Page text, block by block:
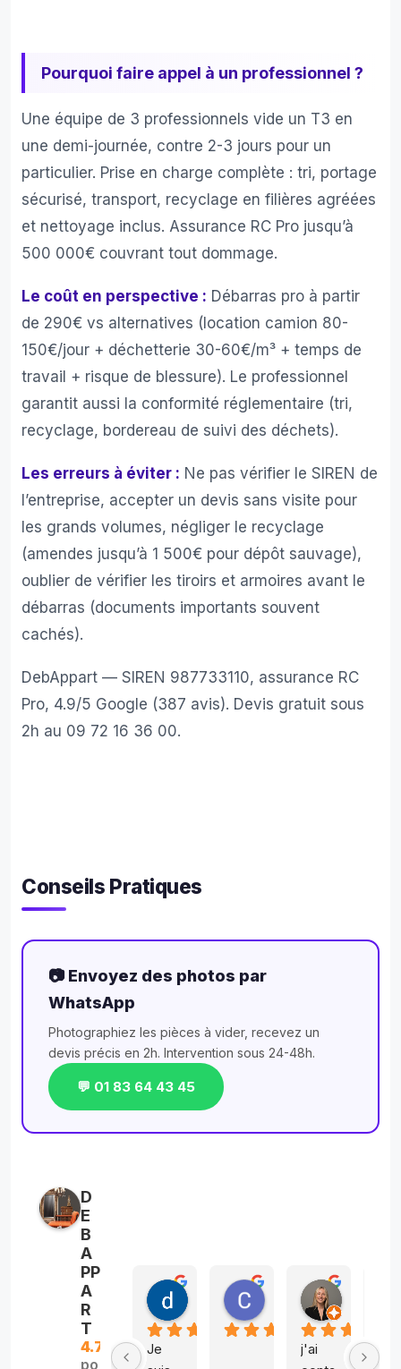
Pourquoi faire appel à un professionnel ?
Une équipe de 3 professionnels vide un T3 en
une demi-journée, contre 2-3 jours pour un
particulier. Prise en charge complète : tri, portage
sécurisé, transport, recyclage en filières agréées
et nettoyage inclus. Assurance RC Pro jusqu’à
500 000€ couvrant tout dommage.
Le coût en perspective : Débarras pro à partir
de 290€ vs alternatives (location camion 80-
150€/jour + déchetterie 30-60€/m³ + temps de
travail + risque de blessure). Le professionnel
garantit aussi la conformité réglementaire (tri,
recyclage, bordereau de suivi des déchets).
Les erreurs à éviter : Ne pas vérifier le SIREN de
l’entreprise, accepter un devis sans visite pour
les grands volumes, négliger le recyclage
(amendes jusqu’à 1 500€ pour dépôt sauvage),
oublier de vérifier les tiroirs et armoires avant le
débarras (documents importants souvent
cachés).
DebAppart — SIREN 987733110, assurance RC
Pro, 4.9/5 Google (387 avis). Devis gratuit sous
2h au 09 72 16 36 00.
Conseils Pratiques
📷 Envoyez des photos par
WhatsApp
Photographiez les pièces à vider, recevez un
devis précis en 2h. Intervention sous 24-48h.
💬 01 83 64 43 45
D
E
B
A
PP
A
R
T
4.7
po
danielle chojnacki
il y a 7 ans
Je
Catherine FOSSE
il y a 7 ans
j'ai